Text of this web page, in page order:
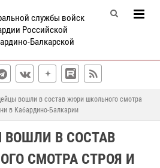
службы войск
Российской
Балкарской
вошли в состав жюри школьного смотра
в Кабардино-Балкарии
ВОШЛИ В СОСТАВ
СМОТРА СТРОЯ И